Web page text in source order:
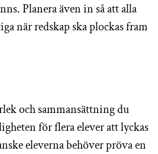
Planera även in så att alla
när redskap ska plockas fram
och sammansättning du
för flera elever att lyckas
eleverna behöver pröva en